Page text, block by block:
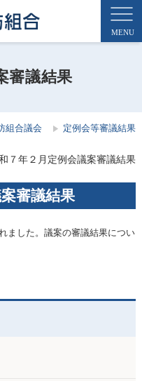
審議結果
組合議会 定例会等審議結果
７年２月定例会議案審議結果
審議結果
ました。議案の審議結果につい